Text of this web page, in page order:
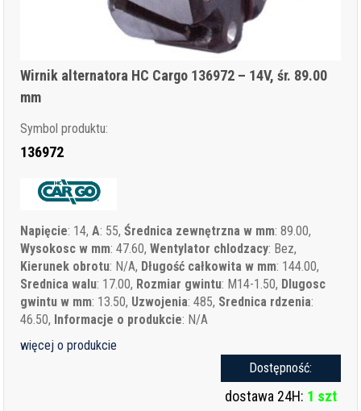
Wirnik alternatora HC Cargo 136972 – 14V, śr. 89.00
mm
Symbol produktu:
136972
Napięcie: 14,A: 55,Średnica zewnętrzna w mm: 89.00,
Wysokosc w mm: 47.60,Wentylator chlodzacy: Bez,
Kierunek obrotu: N/A, Długość całkowita w mm: 144.00,
Srednica walu: 17.00, Rozmiar gwintu: M14-1.50, Dlugosc
gwintu w mm: 13.50, Uzwojenia: 485, Srednica rdzenia:
46.50, Informacje o produkcie: N/A
więcej o produkcie
Dostępność:
dostawa 24H: 1 szt